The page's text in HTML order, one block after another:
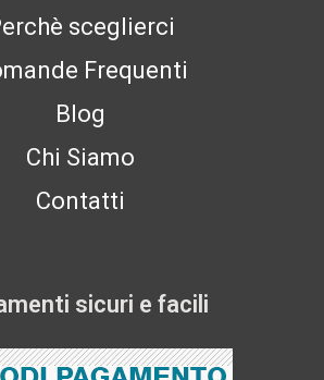
sceglierci
Frequenti
Blog
Chi Siamo
Contatti
sicuri e facili